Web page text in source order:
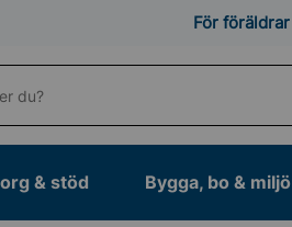
För föräldrar
& stöd Bygga, bo & miljö